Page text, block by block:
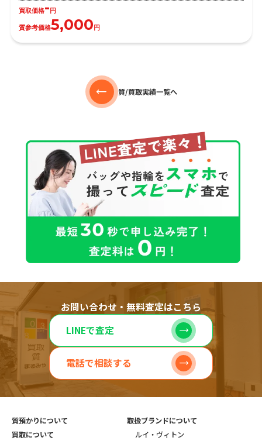
買取価格- 円
質参考価格5,000 円
質/買取実績一覧へ
お問い合わせ・無料査定はこちら
LINEで査定
電話で相談する
質預かりについて
買取について
取扱ブランドについて
ルイ・ヴィトン